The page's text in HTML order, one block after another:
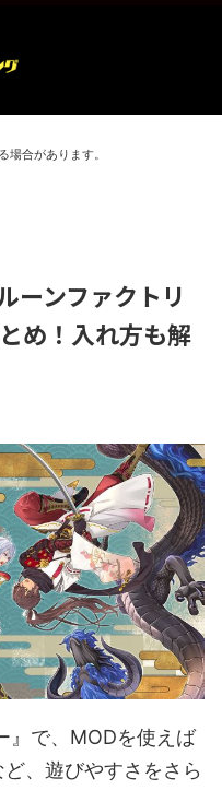
合があります。
ーンファクトリ
め！入れ方も解
』で、MODを使えば
、遊びやすさをさら